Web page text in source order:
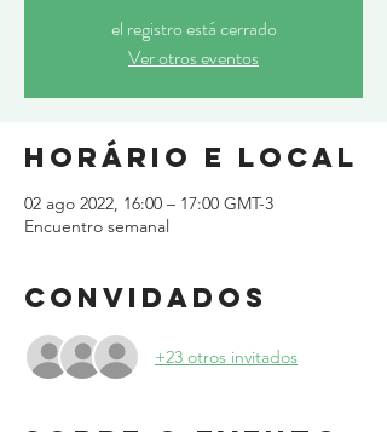
el registro está cerrado
Ver otros eventos
Horário e local
02 ago 2022, 16:00 – 17:00 GMT-3
Encuentro semanal
Convidados
+23 otros invitados